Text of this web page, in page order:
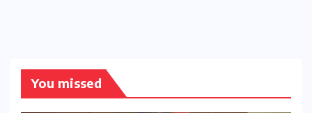
You missed